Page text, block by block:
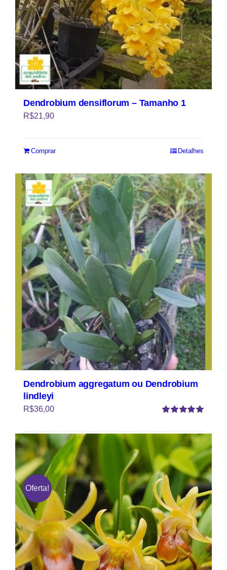
Dendrobium densiflorum – Tamanho 1
R$21,90
Comprar Detalhes
Dendrobium aggregatum ou Dendrobium
lindleyi
R$36,00
Comprar Detalhes
Oferta!